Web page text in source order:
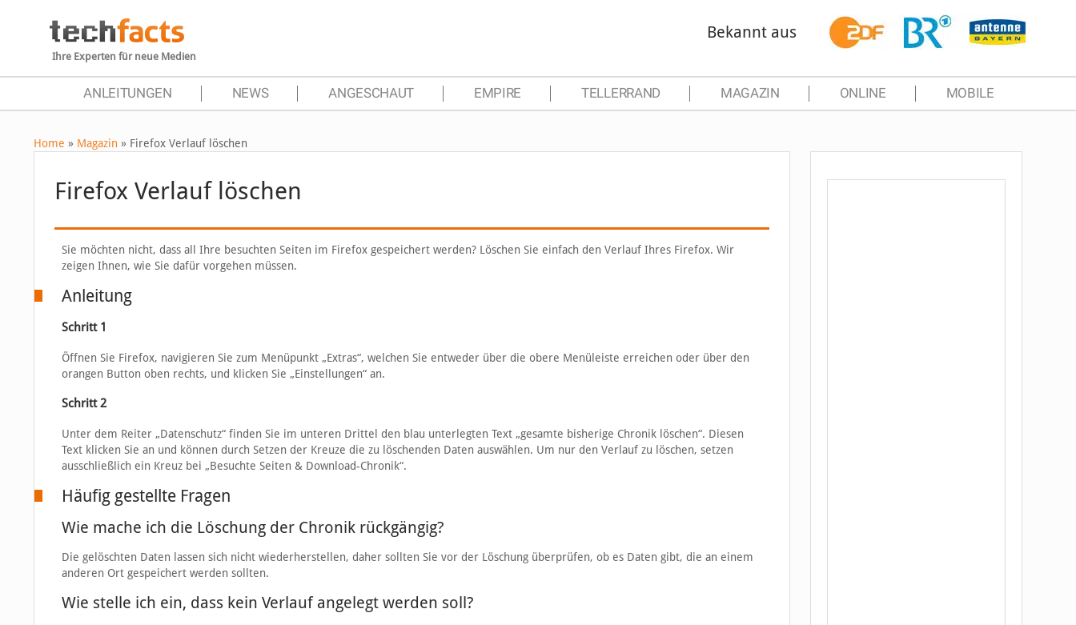
Ihre Experten für neue Medien
Bekannt aus
ANLEITUNGEN NEWS ANGESCHAUT EMPIRE TELLERRAND MAGAZIN ONLINE MOBILE
Home » Magazin » Firefox Verlauf löschen
Firefox Verlauf löschen
Sie möchten nicht, dass all Ihre besuchten Seiten im Firefox gespeichert werden? Löschen Sie einfach den Verlauf Ihres Firefox. Wir
zeigen Ihnen, wie Sie dafür vorgehen müssen.
Anleitung
Schritt 1
Öffnen Sie Firefox, navigieren Sie zum Menüpunkt „Extras“, welchen Sie entweder über die obere Menüleiste erreichen oder über den
orangen Button oben rechts, und klicken Sie „Einstellungen“ an.
Schritt 2
Unter dem Reiter „Datenschutz“ finden Sie im unteren Drittel den blau unterlegten Text „gesamte bisherige Chronik löschen“. Diesen
Text klicken Sie an und können durch Setzen der Kreuze die zu löschenden Daten auswählen. Um nur den Verlauf zu löschen, setzen
ausschließlich ein Kreuz bei „Besuchte Seiten & Download-Chronik“.
Häufig gestellte Fragen
Wie mache ich die Löschung der Chronik rückgängig?
Die gelöschten Daten lassen sich nicht wiederherstellen, daher sollten Sie vor der Löschung überprüfen, ob es Daten gibt, die an einem
anderen Ort gespeichert werden sollten.
Wie stelle ich ein, dass kein Verlauf angelegt werden soll?